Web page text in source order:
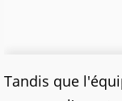
Tandis que